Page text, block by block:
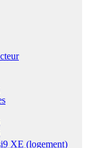
XE (logement)